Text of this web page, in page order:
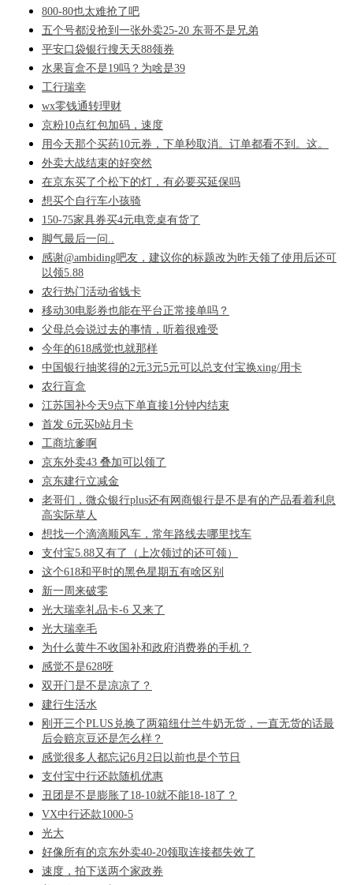
800-80也太难抢了吧
五个号都没抢到一张外卖25-20 东哥不是兄弟
平安口袋银行搜天天88领券
水果盲盒不是19吗？为啥是39
工行瑞幸
wx零钱通转理财
京粉10点红包加码，速度
用今天那个买药10元券，下单秒取消。订单都看不到。这。
外卖大战结束的好突然
在京东买了个松下的灯，有必要买延保吗
想买个自行车小孩骑
150-75家具券买4元电竞桌有货了
脚气最后一问..
感谢@ambiding吧友，建议你的标题改为昨天领了使用后还可
以领5.88
农行热门活动省钱卡
移动30电影券也能在平台正常接单吗？
父母总会说过去的事情，听着很难受
今年的618感觉也就那样
中国银行抽奖得的2元3元5元可以总支付宝换xing/用卡
农行盲盒
江苏国补今天9点下单直接1分钟内结束
首发 6元买b站月卡
工商坑爹啊
京东外卖43 叠加可以领了
京东建行立减金
老哥们，微众银行plus还有网商银行是不是有的产品看着利息
高实际草人
想找一个滴滴顺风车，常年路线去哪里找车
支付宝5.88又有了（上次领过的还可领）
这个618和平时的黑色星期五有啥区别
新一周来破零
光大瑞幸礼品卡-6 又来了
光大瑞幸毛
为什么黄牛不收国补和政府消费券的手机？
感觉不是628呀
双开门是不是凉凉了？
建行生活水
刚开三个PLUS兑换了两箱纽仕兰牛奶无货，一直无货的话最
后会赔京豆还是怎么样？
感觉很多人都忘记6月2日以前也是个节日
支付宝中行还款随机优惠
丑团是不是膨胀了18-10就不能18-18了？
VX中行还款1000-5
光大
好像所有的京东外卖40-20领取连接都失效了
速度，拍下送两个家政券